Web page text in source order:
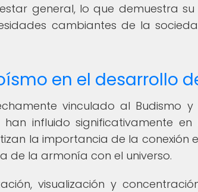
general, lo que demuestra
cambiantes de la
en el desarrollo
vinculado al Budismo
influido significativamente
la importancia de la conexión
de la armonía con el universo.
visualización y